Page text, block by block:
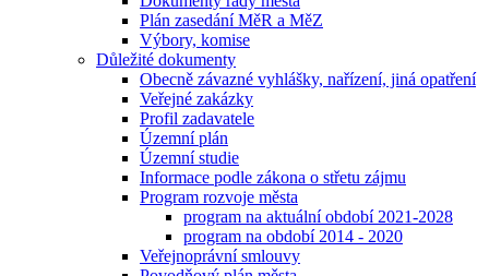
Plán zasedání MěR a MěZ
Výbory, komise
Důležité dokumenty
Obecně závazné vyhlášky, nařízení, jiná opatření
Veřejné zakázky
Profil zadavatele
Územní plán
Územní studie
Informace podle zákona o střetu zájmu
Program rozvoje města
program na aktuální období 2021-2028
program na období 2014 - 2020
Veřejnoprávní smlouvy